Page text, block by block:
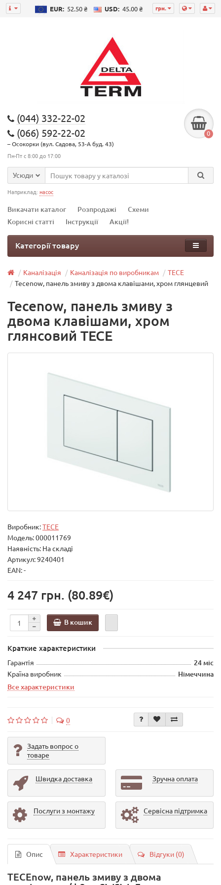
грн.
EUR: 52.50 ₴ USD: 45.00 ₴
(044) 332-22-02
(066) 592-22-02
– Осокорки (вул. Садова, 53-А буд. 43)
Пн-Пт с 8:00 до 17:00
0
Усюди
Наприклад: насос
Викачати каталог Розпродажі
Схеми
Корисні статті
Інструкції Акції!
Категорії товару
Каналізація Каналізація по виробникам
TECE
Tecenow, панель змиву з двома клавішами, хром глянцевий
Tecenow, панель змиву з
двома клавішами, хром
глянсовий TECE
Виробник:TECE
Модель:000011769
Наявність: На складі
Артикул: 9240401
EAN: -
4 247 грн. (80.89€)
В кошик
Краткие характеристики
Гарантія 24 міс
Країна виробник
Німеччина
Все характеристики
0
Задать вопрос о
товаре
Швидка доставка Зручна оплата
Послуги з монтажу Сервісна підтримка
Опис Характеристики Відгуки (0)
TECEnow, панель змиву з двома